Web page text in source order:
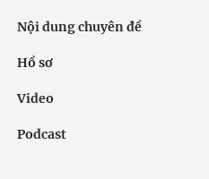
Nội dung chuyên đề
Hồ sơ
Video
Podcast